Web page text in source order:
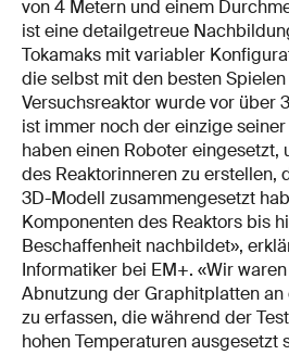
von 4 Metern und einem
ist eine detailgetreue
Tokamaks mit variabler
die selbst mit den besten
Versuchsreaktor wurde vor über
ist immer noch der einzige
haben einen Roboter eingesetzt,
des Reaktorinneren zu erstellen,
3D-Modell zusammengesetzt
Komponenten des Reaktors bis
Beschaffenheit nachbildet»,
Informatiker bei EM+. «Wir
Abnutzung der Graphitplatten
zu erfassen, die während der
hohen Temperaturen ausgesetzt